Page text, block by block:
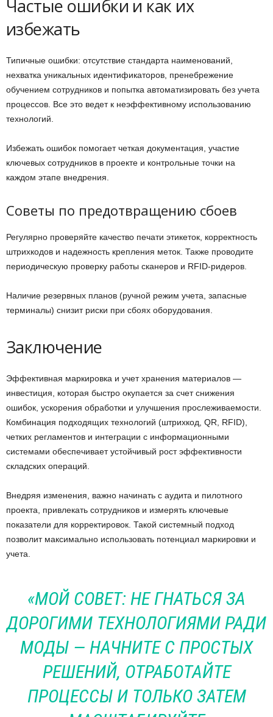
Частые ошибки и как их
избежать
Типичные ошибки: отсутствие стандарта наименований,
нехватка уникальных идентификаторов, пренебрежение
обучением сотрудников и попытка автоматизировать без учета
процессов. Все это ведет к неэффективному использованию
технологий.
Избежать ошибок помогает четкая документация, участие
ключевых сотрудников в проекте и контрольные точки на
каждом этапе внедрения.
Советы по предотвращению сбоев
Регулярно проверяйте качество печати этикеток, корректность
штрихкодов и надежность крепления меток. Также проводите
периодическую проверку работы сканеров и RFID-ридеров.
Наличие резервных планов (ручной режим учета, запасные
терминалы) снизит риски при сбоях оборудования.
Заключение
Эффективная маркировка и учет хранения материалов —
инвестиция, которая быстро окупается за счет снижения
ошибок, ускорения обработки и улучшения прослеживаемости.
Комбинация подходящих технологий (штрихкод, QR, RFID),
четких регламентов и интеграции с информационными
системами обеспечивает устойчивый рост эффективности
складских операций.
Внедряя изменения, важно начинать с аудита и пилотного
проекта, привлекать сотрудников и измерять ключевые
показатели для корректировок. Такой системный подход
позволит максимально использовать потенциал маркировки и
учета.
«МОЙ СОВЕТ: НЕ ГНАТЬСЯ ЗА
ДОРОГИМИ ТЕХНОЛОГИЯМИ РАДИ
МОДЫ — НАЧНИТЕ С ПРОСТЫХ
РЕШЕНИЙ, ОТРАБОТАЙТЕ
ПРОЦЕССЫ И ТОЛЬКО ЗАТЕМ